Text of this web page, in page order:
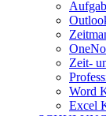
Zeit-
Word
Excel